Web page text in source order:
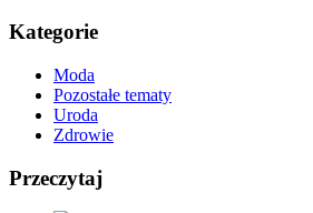
Kategorie
Moda
Pozostałe tematy
Uroda
Zdrowie
Przeczytaj